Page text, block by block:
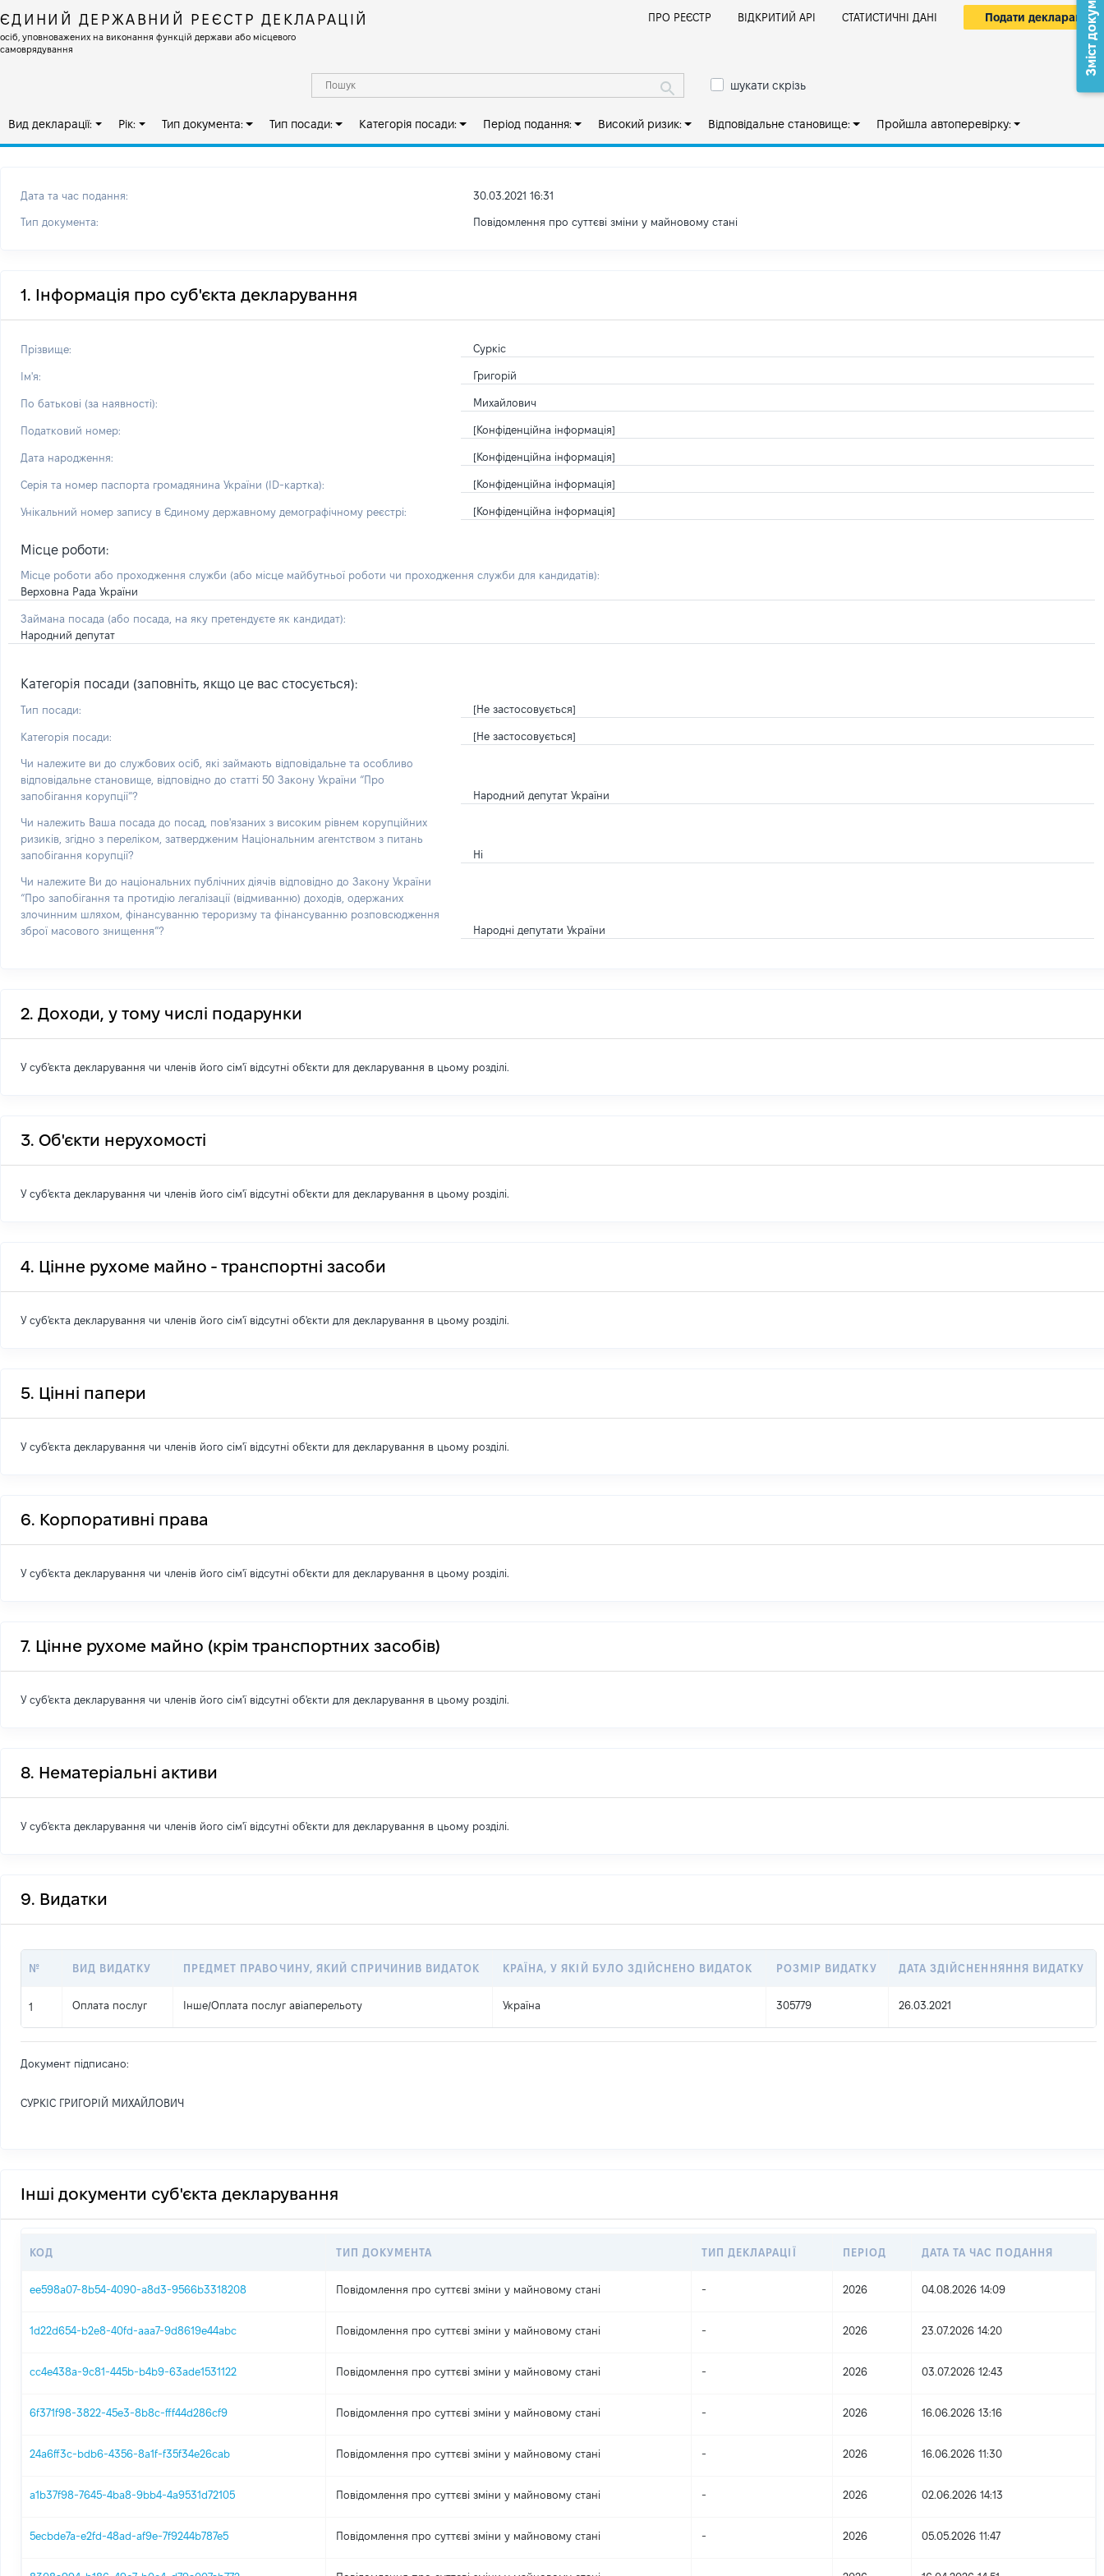
ЄДИНИЙ ДЕРЖАВНИЙ РЕЄСТР ДЕКЛАРАЦІЙ
осіб, уповноважених на виконання функцій держави або місцевого
самоврядування
ПРО РЕЄСТР ВІДКРИТИЙ АРІ СТАТИСТИЧНІ ДАНІ Подати декларацію
шукати скрізь
Вид декларації: Рік: Тип документа: Тип посади: Категорія посади: Період подання: Високий ризик: Відповідальне становище: Пройшла автоперевірку:
Дата та час подання: 30.03.2021 16:31
Тип документа: Повідомлення про суттєві зміни y майновому стані
1. Інформація про суб'єкта декларування
Прізвище: Суркіс
Ім'я: Григорій
По батькові (за наявності): Михайлович
Податковий номер: [Конфіденційна інформація]
Дата народження: [Конфіденційна інформація]
Серія та номер паспорта громадянина України (ID-картка): [Конфіденційна інформація]
Унікальний номер запису в Єдиному державному демографічному реєстрі: [Конфіденційна інформація]
Місце роботи:
Місце роботи або проходження служби (або місце майбутньої роботи чи проходження служби для кандидатів):
Верховна Рада України
Займана посада (або посада, на яку претендуєте як кандидат):
Народний депутат
Категорія посади (заповніть, якщо це вас стосується):
Тип посади: [Не застосовується]
Категорія посади: [Не застосовується]
Чи належите ви до службових осіб, які займають відповідальне та особливо
відповідальне становище, відповідно до статті 50 Закону України “Про
запобігання корупції”?
Народний депутат України
Чи належить Ваша посада до посад, пов'язаних з високим рівнем корупційних
ризиків, згідно з переліком, затвердженим Національним агентством з питань
запобігання корупції?
Ні
Чи належите Ви до національних публічних діячів відповідно до Закону України
“Про запобігання та протидію легалізації (відмиванню) доходів, одержаних
злочинним шляхом, фінансуванню тероризму та фінансуванню розповсюдження
зброї масового знищення”?
Народні депутати України
2. Доходи, у тому числі подарунки
У суб'єкта декларування чи членів його сім'ї відсутні об'єкти для декларування в цьому розділі.
3. Об'єкти нерухомості
У суб'єкта декларування чи членів його сім'ї відсутні об'єкти для декларування в цьому розділі.
4. Цінне рухоме майно - транспортні засоби
У суб'єкта декларування чи членів його сім'ї відсутні об'єкти для декларування в цьому розділі.
5. Цінні папери
У суб'єкта декларування чи членів його сім'ї відсутні об'єкти для декларування в цьому розділі.
6. Корпоративні права
У суб'єкта декларування чи членів його сім'ї відсутні об'єкти для декларування в цьому розділі.
7. Цінне рухоме майно (крім транспортних засобів)
У суб'єкта декларування чи членів його сім'ї відсутні об'єкти для декларування в цьому розділі.
8. Нематеріальні активи
У суб'єкта декларування чи членів його сім'ї відсутні об'єкти для декларування в цьому розділі.
9. Видатки
№ ВИД ВИДАТКУ ПРЕДМЕТ ПРАВОЧИНУ, ЯКИЙ СПРИЧИНИВ ВИДАТОК КРАЇНА, У ЯКІЙ БУЛО ЗДІЙСНЕНО ВИДАТОК РОЗМІР ВИДАТКУ ДАТА ЗДІЙСНЕННЯННЯ ВИДАТКУ
1 Оплата послуг Інше/Оплата послуг авіаперельоту Україна 305779 26.03.2021
Документ підписано:
СУРКІС ГРИГОРІЙ МИХАЙЛОВИЧ
Зміст документа
Інші документи суб'єкта декларування
КОД ТИП ДОКУМЕНТА ТИП ДЕКЛАРАЦІЇ ПЕРІОД ДАТА ТА ЧАС ПОДАННЯ
ee598a07-8b54-4090-a8d3-9566b3318208 Повідомлення про суттєві зміни y майновому стані - 2026 04.08.2026 14:09
1d22d654-b2e8-40fd-aaa7-9d8619e44abc Повідомлення про суттєві зміни y майновому стані - 2026 23.07.2026 14:20
cc4e438a-9c81-445b-b4b9-63ade1531122 Повідомлення про суттєві зміни y майновому стані - 2026 03.07.2026 12:43
6f371f98-3822-45e3-8b8c-fff44d286cf9 Повідомлення про суттєві зміни y майновому стані - 2026 16.06.2026 13:16
24a6ff3c-bdb6-4356-8a1f-f35f34e26cab Повідомлення про суттєві зміни y майновому стані - 2026 16.06.2026 11:30
a1b37f98-7645-4ba8-9bb4-4a9531d72105 Повідомлення про суттєві зміни y майновому стані - 2026 02.06.2026 14:13
5ecbde7a-e2fd-48ad-af9e-7f9244b787e5 Повідомлення про суттєві зміни y майновому стані - 2026 05.05.2026 11:47